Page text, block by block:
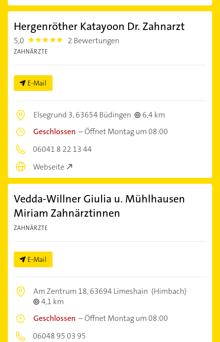
Hergenröther Katayoon Dr. Zahnarzt
5,0 5.0 2 Bewertungen
ZAHNÄRZTE
E-Mail
Elsegrund 3,63654 Büdingen
6,4 km
Geschlossen –Öffnet Montag um 08:00
06041 8 22 13 44
Webseite
Vedda-Willner Giulia u. Mühlhausen
Miriam Zahnärztinnen
ZAHNÄRZTE
E-Mail
Am Zentrum 18,63694 Limeshain (Himbach)
4,1 km
Geschlossen –Öffnet Montag um 08:00
06048 95 03 95